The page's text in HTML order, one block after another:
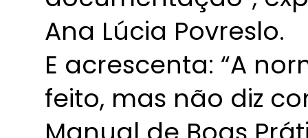
Ana Lúcia Povreslo.
E acrescenta: “A
feito, mas não diz